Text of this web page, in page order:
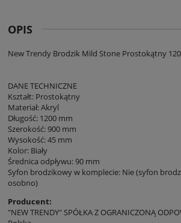
OPIS
New Trendy Brodzik Mild Stone Prostokątny
DANE TECHNICZNE
Kształt: Prostokątny
Materiał: Akryl
Długość: 1200 mm
Szerokość: 900 mm
Wysokość: 45 mm
Kolor: Biały
Średnica odpływu: 90 mm
Syfon brodzikowy w komplecie: Nie (syfon
osobno)
Producent:
"NEW TRENDY" SPÓŁKA Z OGRANICZONĄ